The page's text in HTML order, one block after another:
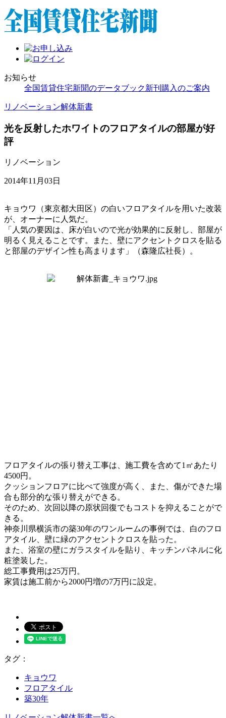
お知らせ
全国賃貸住宅新聞のデータブック新刊購入のご案内
リノベーション解体新書
光を反射したホワイトのフロアタイルの部屋が好
評
リノベーション
2014年11月03日
キョウワ（東京都大田区）の白いフロアタイルを用いた改装
が、オーナーに人気だ。
「人気の要因は、床が白いので光が効果的に反射し、部屋が
明るく見えることです。また、壁にアクセントクロスを貼る
と部屋のデザイン性も高まります」（森隆広社長）。
フロアタイルの張り替え工事は、施工費を含めて1㎡あたり
4500円。
クッションフロアに比べて強度が高く、また、傷ができた場
合も部分的な張り替えができる。
そのため、次回以降の原状回復でもコストを抑えることがで
きる。
神奈川県横浜市の築30年のワンルームの事例では、白のフロ
アタイル、壁に緑のアクセントクロスを貼った。
また、浴室の壁にガラスタイルを貼り、キッチンパネルに化
粧塗装した。
総工事費用は25万円。
家賃は施工前から2000円増の7万円に設定。
タグ：
キョウワ
フロアタイル
築30年